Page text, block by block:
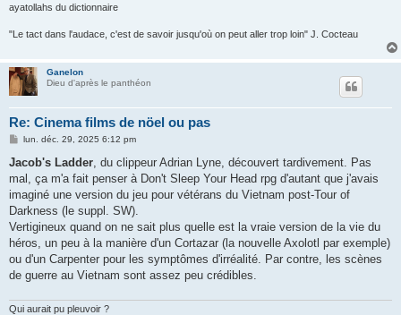
ayatollahs du dictionnaire
"Le tact dans l'audace, c'est de savoir jusqu'où on peut aller trop loin" J. Cocteau
Ganelon
Dieu d'après le panthéon
Re: Cinema films de nöel ou pas
M
s
a
g
lun. déc. 29, 2025 6:12 pm
Jacob's Ladder, du clippeur Adrian Lyne, découvert tardivement. Pas
mal, ça m'a fait penser à Don't Sleep Your Head rpg d'autant que j'avais
imaginé une version du jeu pour vétérans du Vietnam post-Tour of
Darkness (le suppl. SW).
Vertigineux quand on ne sait plus quelle est la vraie version de la vie du
héros, un peu à la manière d'un Cortazar (la nouvelle Axolotl par exemple)
ou d'un Carpenter pour les symptômes d'irréalité. Par contre, les scènes
de guerre au Vietnam sont assez peu crédibles.
Qui aurait pu pleuvoir ?